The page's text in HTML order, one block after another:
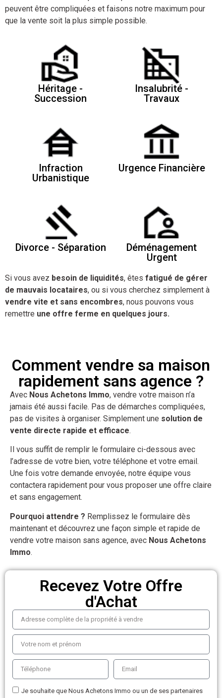
peuvent être compliquées et faisons notre maximum pour
que la vente soit la plus simple possible.
Héritage -
Succession
Insalubrité -
Travaux
Infraction
Urbanistique
Urgence Financière
Divorce - Séparation
Déménagement
Urgent
Si vous avez besoin de liquidités, êtes fatigué de gérer
de mauvais locataires, ou si vous cherchez simplement à
vendre vite et sans encombres, nous pouvons vous
remettre une offre ferme en quelques jours.
Comment vendre sa maison
rapidement sans agence ?
Avec Nous Achetons Immo, vendre votre maison n’a
jamais été aussi facile. Pas de démarches compliquées,
pas de visites à organiser. Simplement une solution de
vente directe rapide et efficace.
Il vous suffit de remplir le formulaire ci-dessous avec
l’adresse de votre bien, votre téléphone et votre email.
Une fois votre demande envoyée, notre équipe vous
contactera rapidement pour vous proposer une offre claire
et sans engagement.
Pourquoi attendre ? Remplissez le formulaire dès
maintenant et découvrez une façon simple et rapide de
vendre votre maison sans agence, avec Nous Achetons
Immo.
Recevez Votre Offre
d'Achat
Je souhaite que Nous Achetons Immo ou un de ses partenaires